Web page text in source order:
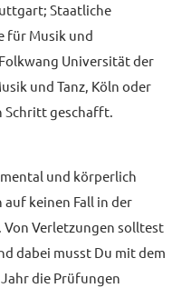
Staatliche
für Musik und
Universität der
und Tanz, Köln oder
Schritt geschafft.
und körperlich
keinen Fall in der
Verletzungen solltest
dabei musst Du mit dem
die Prüfungen